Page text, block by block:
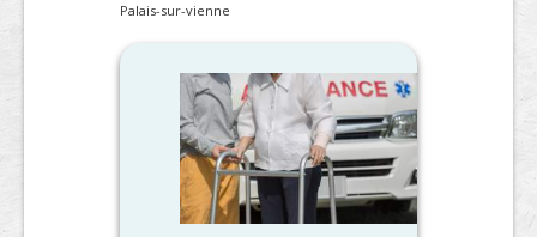
Palais-sur-vienne